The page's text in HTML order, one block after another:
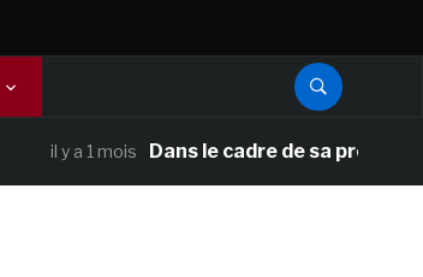
il y a 1 mois Dans le cadre de sa